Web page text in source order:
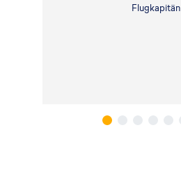
Flugkapitän